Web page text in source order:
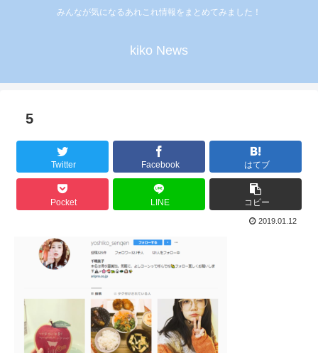
みんなが気になるあれこれ情報をまとめてみました！
kiko News
5
Twitter Facebook はてブ
Pocket LINE コピー
2019.01.12